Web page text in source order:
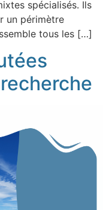
spécialisés. Ils
un périmètre
tous les […]